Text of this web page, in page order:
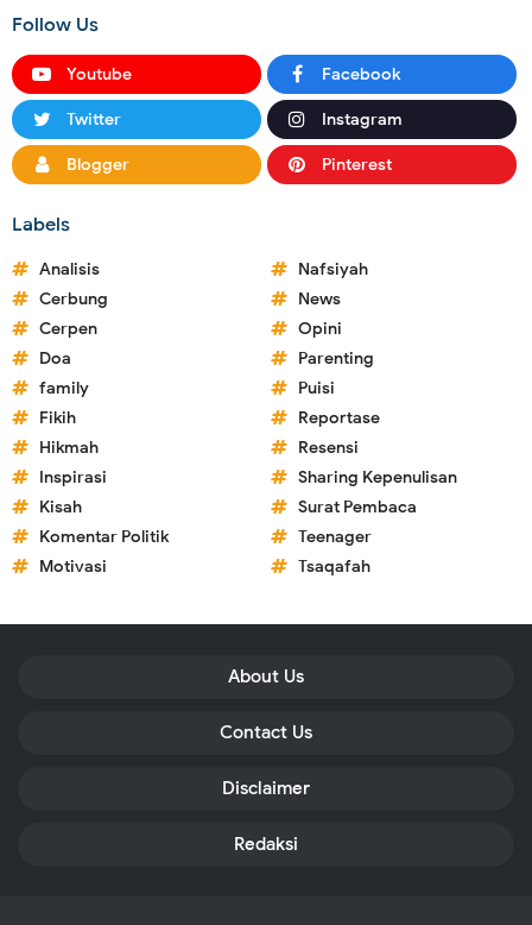
Follow Us
Youtube Facebook
Twitter Instagram
Blogger Pinterest
Labels
Analisis
Cerbung
Cerpen
Doa
family
Fikih
Hikmah
Inspirasi
Kisah
Komentar Politik
Motivasi
Nafsiyah
News
Opini
Parenting
Puisi
Reportase
Resensi
Sharing Kepenulisan
Surat Pembaca
Teenager
Tsaqafah
About Us
Contact Us
Disclaimer
Redaksi